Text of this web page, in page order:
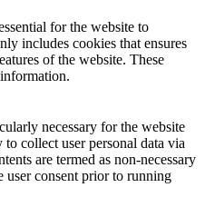
for the website to
includes cookies that ensures
of the website. These
necessary for the website
collect user personal data via
are termed as non-necessary
user consent prior to running